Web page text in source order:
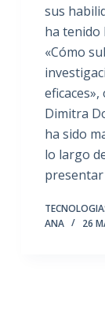
sus
ha tenido
«Cómo
Dimitra
ha sido
lo largo
ANA
26